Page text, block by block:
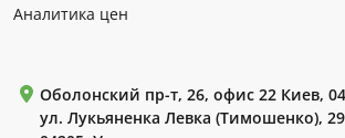
Аналитика цен
Оболонский пр-т, 26, офис 22 Киев,
ул. Лукьяненка Левка (Тимошенко),